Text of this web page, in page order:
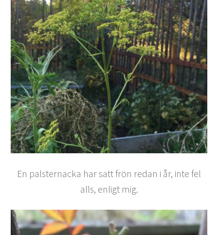
En palsternacka har satt frön redan i år, inte fel
alls, enligt mig.